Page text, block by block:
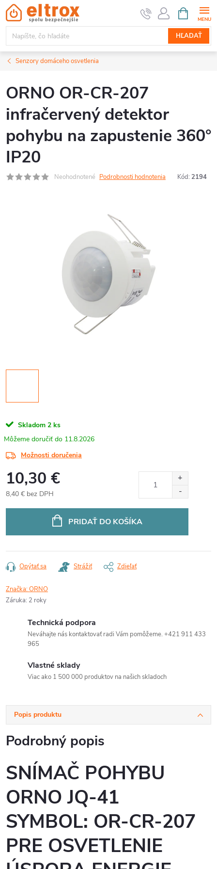
Prejsť
na
obsah
HĽADAŤ
KOŠÍK
Senzory domáceho osvetlenia
ORNO OR-CR-207
infračervený detektor
pohybu na zapustenie 360°
IP20
Neohodnotené Podrobnosti hodnotenia Kód: 2194
Skladom 2 ks
11.8.2026
Možnosti doručenia
10,30 €
8,40 € bez DPH
PRIDAŤ DO KOŠÍKA
Opýtať sa Strážiť Zdieľať
Značka:ORNO
Záruka: 2 roky
Technická podpora
Neváhajte nás kontaktovať radi Vám pomôžeme. +421 911 433
965
Vlastné sklady
Viac ako 1 500 000 produktov na našich skladoch
Popis produktu
Podrobný popis
SNÍMAČ POHYBU
ORNO JQ-41
SYMBOL: OR-CR-207
PRE OSVETLENIE